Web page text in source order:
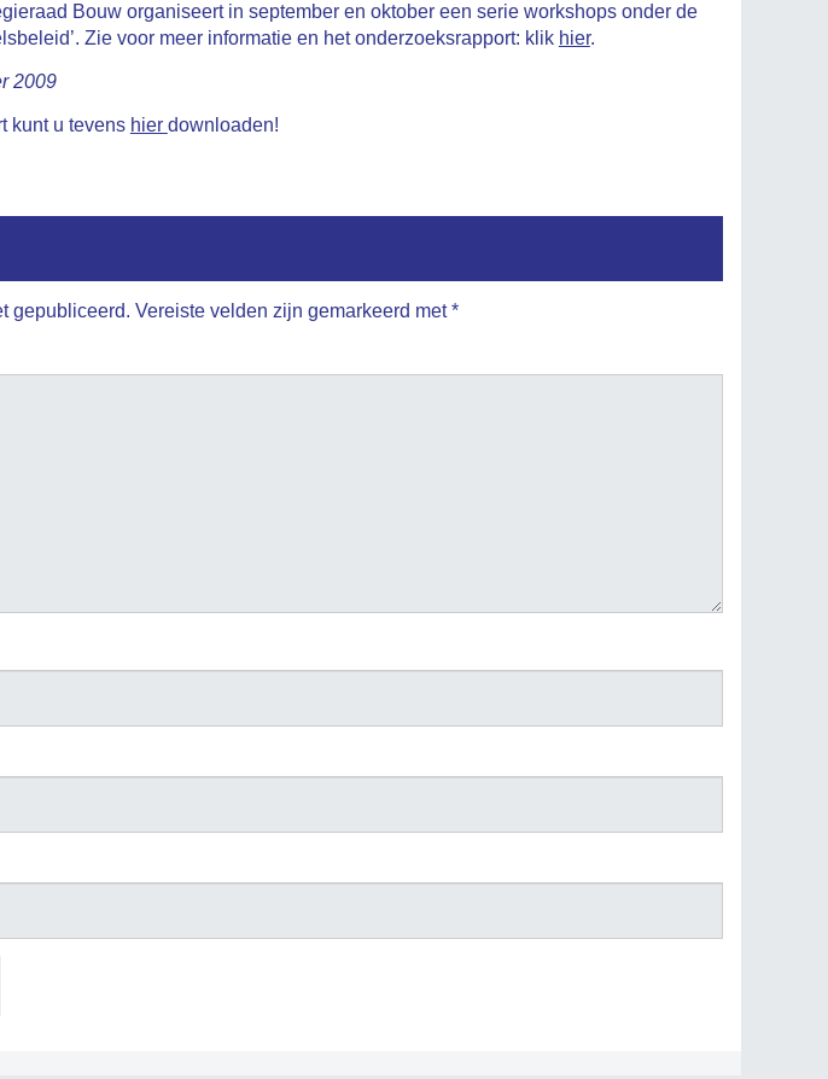
Bouw organiseert in september en oktober een serie workshops onder de
Zie voor meer informatie en het onderzoeksrapport: klik hier.
2009
kunt u tevens hier downloaden!
gepubliceerd. Vereiste velden zijn gemarkeerd met*